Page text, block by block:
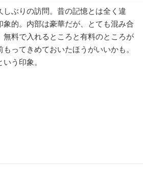
しぶりの訪問。昔の記憶とは全く違
象的。内部は豪華だが、とても混み合
無料で入れるところと有料のところが
ってきめておいたほうがいいかも。
う印象。